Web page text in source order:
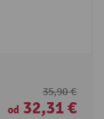
35,90 €
od 32,31 €